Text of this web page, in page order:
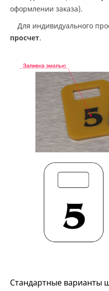
оформлении заказа).
Для индивидуального
просчет.
Стандартные варианты